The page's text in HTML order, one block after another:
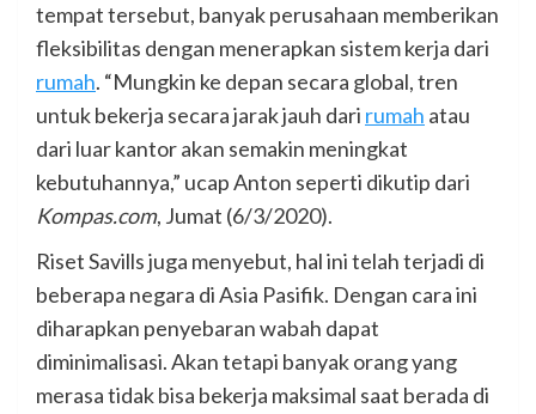
tempat tersebut, banyak perusahaan memberikan
fleksibilitas dengan menerapkan sistem kerja dari
rumah. “Mungkin ke depan secara global, tren
untuk bekerja secara jarak jauh dari rumah atau
dari luar kantor akan semakin meningkat
kebutuhannya,” ucap Anton seperti dikutip dari
Kompas.com, Jumat (6/3/2020).
Riset Savills juga menyebut, hal ini telah terjadi di
beberapa negara di Asia Pasifik. Dengan cara ini
diharapkan penyebaran wabah dapat
diminimalisasi. Akan tetapi banyak orang yang
merasa tidak bisa bekerja maksimal saat berada di